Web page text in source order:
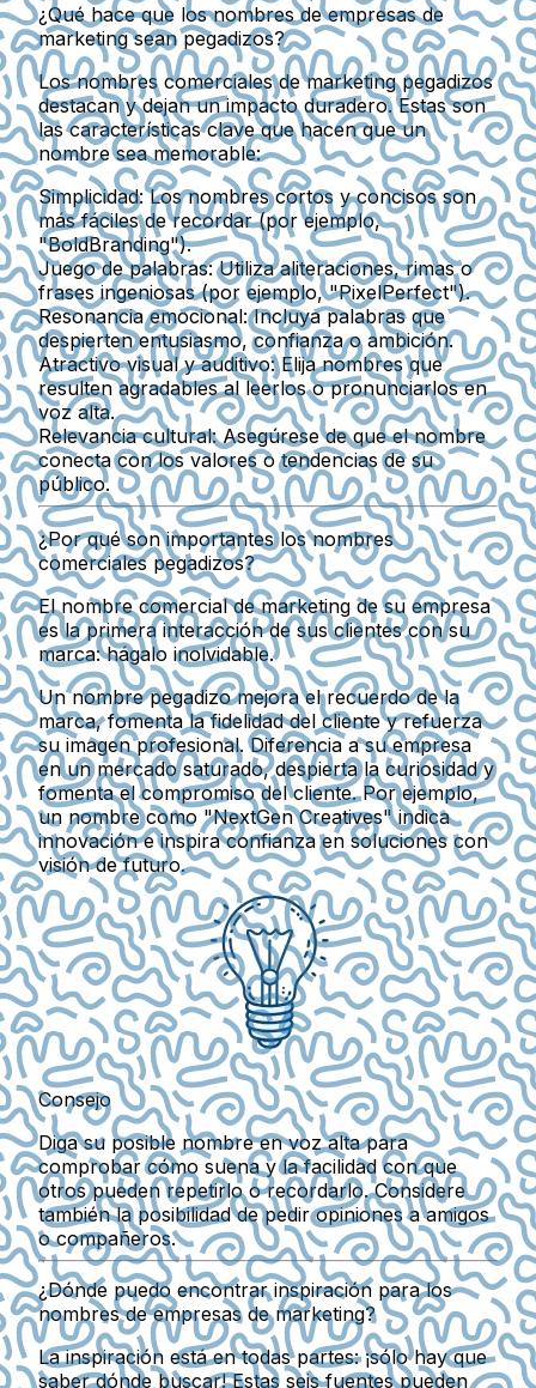
¿Qué hace que los nombres de empresas de
marketing sean pegadizos?
Los nombres comerciales de marketing pegadizos
destacan y dejan un impacto duradero. Estas son
las características clave que hacen que un
nombre sea memorable:
Simplicidad:Los nombres cortos y concisos son
más fáciles de recordar (por ejemplo,
"BoldBranding").
Juego de palabras:Utiliza aliteraciones, rimas o
frases ingeniosas (por ejemplo, "PixelPerfect").
Resonancia emocional:Incluya palabras que
despierten entusiasmo, confianza o ambición.
Atractivo visual y auditivo:Elija nombres que
resulten agradables al leerlos o pronunciarlos en
voz alta.
Relevancia cultural:Asegúrese de que el nombre
conecta con los valores o tendencias de su
público.
¿Por qué son importantes los nombres
comerciales pegadizos?
El nombre comercial de marketing de su empresa
es laprimera interacciónde sus clientes con su
marca: hágalo inolvidable.
Un nombre pegadizo mejora el recuerdo de la
marca, fomenta la fidelidad del cliente y refuerza
su imagen profesional. Diferencia a su empresa
en un mercado saturado, despierta la curiosidad y
fomenta el compromiso del cliente. Por ejemplo,
un nombre como "NextGen Creatives" indica
innovación e inspira confianza en soluciones con
visión de futuro.
Consejo
Diga su posible nombre en voz alta para
comprobar cómo suena y la facilidad con que
otros pueden repetirlo o recordarlo. Considere
también la posibilidad de pedir opiniones a amigos
o compañeros.
¿Dónde puedo encontrar inspiración para los
nombres de empresas de marketing?
La inspiración está en todas partes: ¡sólo hay que
saber dónde buscar! Estas seis fuentes pueden